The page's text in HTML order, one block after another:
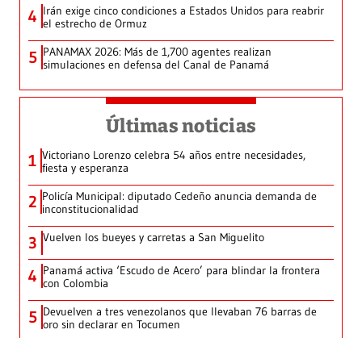
4 Irán exige cinco condiciones a Estados Unidos para reabrir
el estrecho de Ormuz
5 PANAMAX 2026: Más de 1,700 agentes realizan
simulaciones en defensa del Canal de Panamá
Últimas noticias
1 Victoriano Lorenzo celebra 54 años entre necesidades,
fiesta y esperanza
2 Policía Municipal: diputado Cedeño anuncia demanda de
inconstitucionalidad
3 Vuelven los bueyes y carretas a San Miguelito
4 Panamá activa ‘Escudo de Acero’ para blindar la frontera
con Colombia
5 Devuelven a tres venezolanos que llevaban 76 barras de
oro sin declarar en Tocumen